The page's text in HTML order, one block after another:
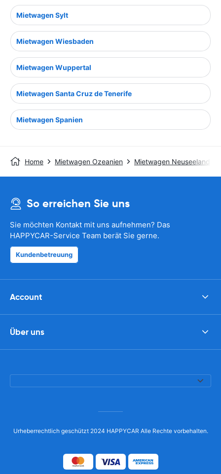
Mietwagen Sylt
Mietwagen Wiesbaden
Mietwagen Wuppertal
Mietwagen Santa Cruz de Tenerife
Mietwagen Spanien
Home Mietwagen Ozeanien Mietwagen Neuseeland
So erreichen Sie uns
Sie möchten Kontakt mit uns aufnehmen? Das
HAPPYCAR-Service Team berät Sie gerne.
Kundenbetreuung
Account
Über uns
Urheberrechtlich geschützt 2024 HAPPYCAR Alle Rechte vorbehalten.